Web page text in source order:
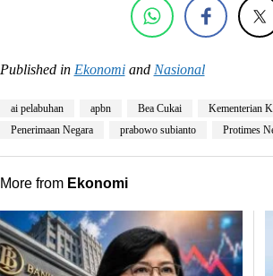
Published in Ekonomiand Nasional
ai pelabuhan apbn Bea Cukai Kementerian
Penerimaan Negara
prabowo subianto Protimes
More from Ekonomi